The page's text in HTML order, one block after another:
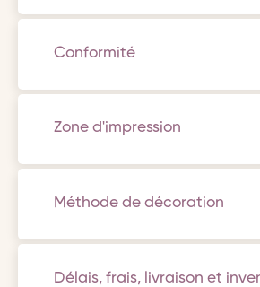
Conformité
Zone d'impression
Méthode de décoration
Délais, frais, livraison et